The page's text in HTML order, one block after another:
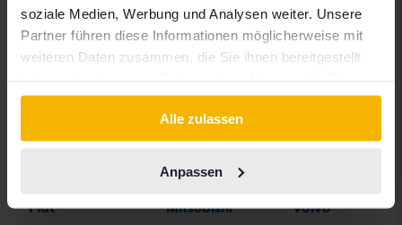
soziale Medien, Werbung und Analysen weiter. Unsere
Partner führen diese Informationen möglicherweise mit
weiteren Daten zusammen, die Sie ihnen bereitgestellt
gesammelt haben.
Alle zulassen
Anpassen
Chevrolet
Chrysler
Dodge
Fiat
Lynk&Co
Maserati
Mercedes
MG
MINI
Mitsubishi
Skoda
Subaru
Toyota
Volvo